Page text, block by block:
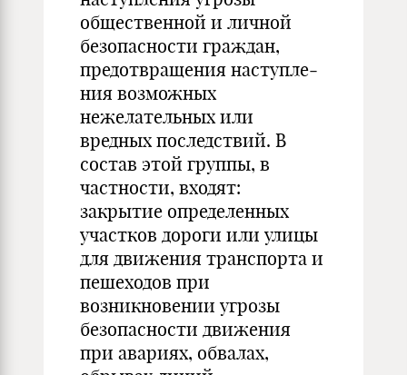
обществен­ной и личной
безопасности граждан,
предотвращения наступле­
ния возможных
нежелательных или
вредных последствий. В
состав этой группы, в
частности, входят:
закрытие определенных
участков дороги или улицы
для движения транспорта и
пешехо­дов при
возникновении угрозы
безопасности движения
при ава­риях, обвалах,